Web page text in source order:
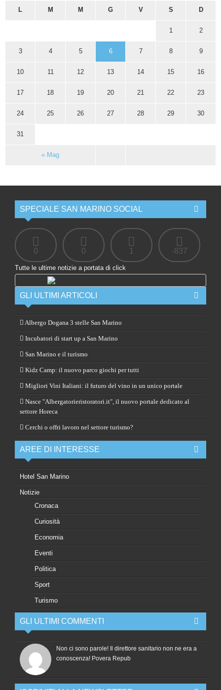
L M M G V S D
« Mag
1 2
3 4 5 6 7 8 9
10 11 12 13 14 15 16
17 18 19 20 21 22 23
24 25 26 27 28 29 30
31
SPECIALE SAN MARINO SOCIAL
0 0 1 -837
Tutte le ultime notizie a portata di click
GLI ULTIMI ARTICOLI
Albergo Dogana 3 stelle San Marino
Incubatori di start up a San Marino
San Marino e il turismo
Kidz Camp: il nuovo parco giochi per tutti
Migliori Vini Italiani: il futuro del vino in un unico portale
Nasce "Albergatorieristoratori.it", il nuovo portale dedicato al
settore Horeca
Cerchi o offri lavoro nel settore turismo?
AREE DI INTERESSE
Hotel San Marino
Notizie
Cronaca
Curiosità
Economia
Eventi
Politica
Sport
Turismo
GLI ULTIMI COMMENTI
Non ci sono parole! Il direttore sanitario non ne era a
conoscenza! Povera Repub